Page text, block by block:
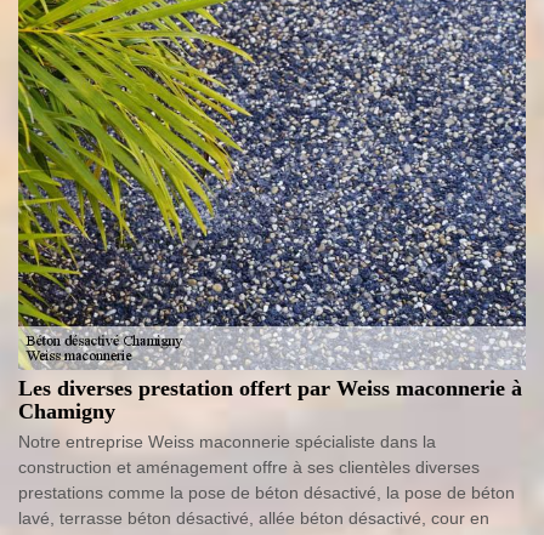
Les diverses prestation offert par Weiss maconnerie à
Chamigny
Notre entreprise Weiss maconnerie spécialiste dans la
construction et aménagement offre à ses clientèles diverses
prestations comme la pose de béton désactivé, la pose de béton
lavé, terrasse béton désactivé, allée béton désactivé, cour en